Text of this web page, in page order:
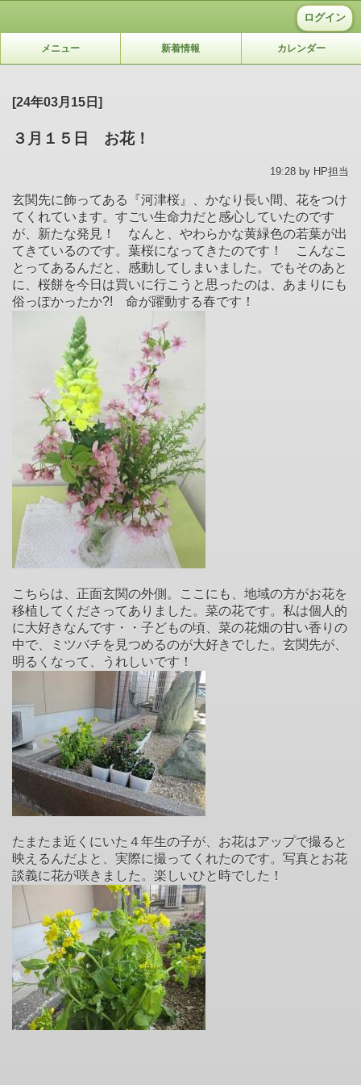
ログイン
メニュー 新着情報 カレンダー
[24年03月15日]
３月１５日 お花！
19:28 by HP担当
玄関先に飾ってある『河津桜』、かなり長い間、花をつけ
てくれています。すごい生命力だと感心していたのです
が、新たな発見！ なんと、やわらかな黄緑色の若葉が出
てきているのです。葉桜になってきたのです！ こんなこ
とってあるんだと、感動してしまいました。でもそのあと
に、桜餅を今日は買いに行こうと思ったのは、あまりにも
俗っぽかったか?! 命が躍動する春です！
こちらは、正面玄関の外側。ここにも、地域の方がお花を
移植してくださってありました。菜の花です。私は個人的
に大好きなんです・・子どもの頃、菜の花畑の甘い香りの
中で、ミツバチを見つめるのが大好きでした。玄関先が、
明るくなって、うれしいです！
たまたま近くにいた４年生の子が、お花はアップで撮ると
映えるんだよと、実際に撮ってくれたのです。写真とお花
談義に花が咲きました。楽しいひと時でした！